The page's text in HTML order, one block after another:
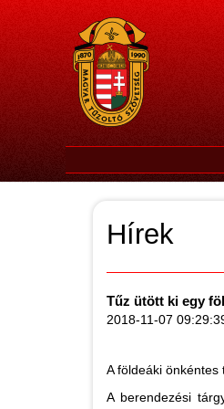
Hírek
Tűz ütött ki egy
2018-11-07
A földeáki önkéntes
A berendezési